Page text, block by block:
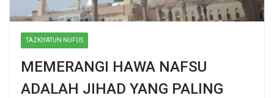
TAZKIYATUN NUFUS
MEMERANGI HAWA NAFSU
ADALAH JIHAD YANG PALING